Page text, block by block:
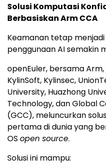
Solusi Komputasi
Berbasiskan Arm CCA
Keamanan tetap
penggunaan AI semakin
openEuler, bersama Arm,
KylinSoft, Kylinsec,
University, Huazhong
Technology, dan Global
(GCC), meluncurkan
pertama di dunia yang
OS open source.
Solusiini mampu: